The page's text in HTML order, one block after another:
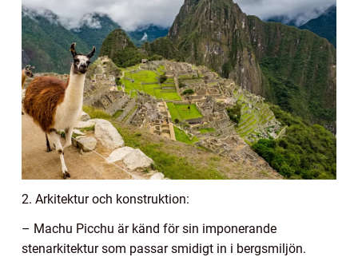
2. Arkitektur och konstruktion:
– Machu Picchu är känd för sin imponerande
stenarkitektur som passar smidigt in i bergsmiljön.